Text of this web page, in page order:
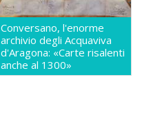
Conversano, l'enorme
archivio degli Acquaviva
d'Aragona: «Carte risalenti
anche al 1300»